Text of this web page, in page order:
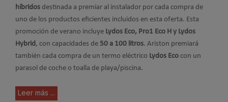
híbridos destinada a premiar al instalador por cada compra de
uno de los productos eficientes incluidos en esta oferta. Esta
promoción de verano incluye Lydos Eco, Pro1 Eco H y Lydos
Hybrid, con capacidades de 50 a 100 litros. Ariston premiará
también cada compra de un termo eléctrico Lydos Eco con un
parasol de coche o toalla de playa/piscina.
Leer más ...